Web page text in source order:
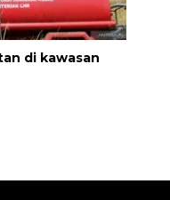
di kawasan